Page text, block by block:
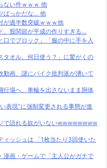
ない件ｗｗｗ 他
ばっかだな… 他
が過半数突破ｗｗｗ他
、股関節が平成の作りすぎる…
口でブロック」「服の中に手を入
タオル、何日使う？」に驚がくの
動画、謎にバイク批判派が湧いて
行場へ、車輪を出さないまま胴体
表現”に強制変更される事態が進
で語れる奴がいないwwwwwwww
ィッシュは 「1枚当たり3回使いた
漫画・ゲームで「主人公がガチで